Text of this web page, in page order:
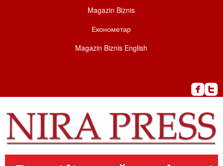
Magazin Biznis
Економетар
Magazin Biznis English